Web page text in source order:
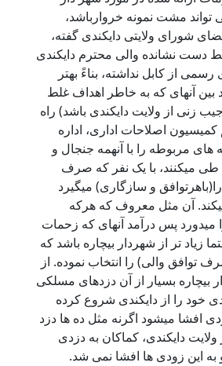
تواند مشت نمونه خروارباشد،
شورای ولایتی دایکندی گفته،
دست نشانده والی محترم دایکندی
از کابل نداشته، بناءً بهتر
آنهای که به خاطر اهداف غلط
زنی از ولایت دایکندی باشد) راه
اصلاحات اداری، اداره
های مربوطه را با آنهمه جنجال و
طی میکنند، با یک نفر که صرف
و سازگاری) میگیرد
آن مثل معروف که هرکه
پس درآمد آنهای که زحمات
زیاد تر از شهردار بیچاره باشد که
توافق والی) را انتخاب نموده. از
بسیار از آن دزدهای مسلکی
خود را از دایکندی شروع کرده
افشا میشود اگرنه مثل ده ها دزد
دایکندی، کماکان به دزدی
به این زودی ها افشا نمی شد.